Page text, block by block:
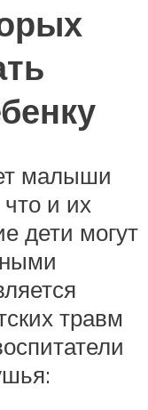
малыши
и их
дети могут
травм